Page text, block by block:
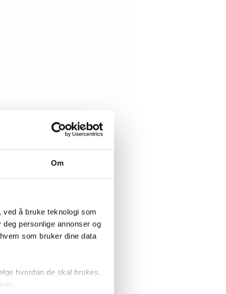
Om
å bruke teknologi som
personlige annonser og
som bruker dine data
hvordan de skal brukes.